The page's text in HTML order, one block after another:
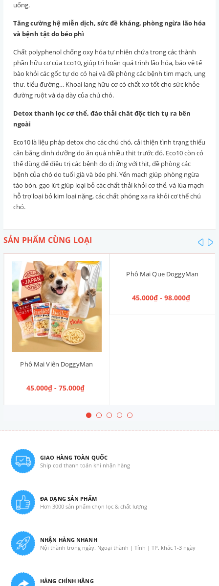
uống.
Tăng cường hệ miễn dịch, sức đề kháng, phòng ngừa lão hóa
và bệnh tật do béo phì
Chất polyphenol chống oxy hóa tự nhiên chứa trong các thành
phần hữu cơ của Eco10, giúp trì hoãn quá trình lão hóa, bảo vệ tế
bào khỏi các gốc tự do có hại và đề phòng các bệnh tim mạch, ung
thư, tiểu đường… Khoai lang hữu cơ có chất xơ tốt cho sức khỏe
đường ruột và dạ dày của chú chó.
Detox thanh lọc cơ thể, đào thải chất độc tích tụ ra bên
ngoài
Eco10 là liệu pháp detox cho các chú chó, cải thiện tình trạng thiếu
cân bằng dinh dưỡng do ăn quá nhiều thịt trước đó. Eco10 còn có
thể dùng để điều trị các bệnh do dị ứng với thịt, đề phòng các
bệnh của chó do tuổi già và béo phì. Yến mạch giúp phòng ngừa
táo bón, gạo lứt giúp loại bỏ các chất thải khỏi cơ thể, và lúa mạch
hỗ trợ loại bỏ kim loại nặng, các chất phóng xạ ra khỏi cơ thể chú
chó.
SẢN PHẨM CÙNG LOẠI
Phô Mai Viên DoggyMan
45.000₫ - 75.000₫
Phô Mai Que DoggyMan
45.000₫ - 98.000₫
GIAO HÀNG TOÀN QUỐC
Ship cod thanh toán khi nhận hàng
ĐA DẠNG SẢN PHẨM
Hơn 3000 sản phẩm chọn lọc & chất lượng
NHẬN HÀNG NHANH
Nội thành trong ngày. Ngoại thành | Tỉnh | TP. khác 1-3 ngày
HÀNG CHÍNH HÃNG